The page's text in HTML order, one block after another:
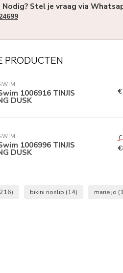
Nodig? Stel je vraag via
PRODUCTEN
1006916 TINJIS
DUSK
1006996 TINJIS
DUSK
bikini rioslip (14) marie jo